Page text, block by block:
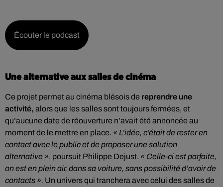
Écouter le podcast
Une alternative aux salles de cinéma
Ce projet permet au cinéma blésois de reprendre une
activité, alors que les salles sont toujours fermées, et
qu’aucune date de réouverture n’avait été annoncée au
moment de le mettre en place. « L’idée, c’était de rester en
contact avec le public et de proposer une solution
alternative », poursuit Philippe Dejust. « Celle-ci est parfaite,
on est en plein air, dans sa voiture, sans possibilité d’avoir de
contacts ». Un univers qui tranchera avec celui des salles de